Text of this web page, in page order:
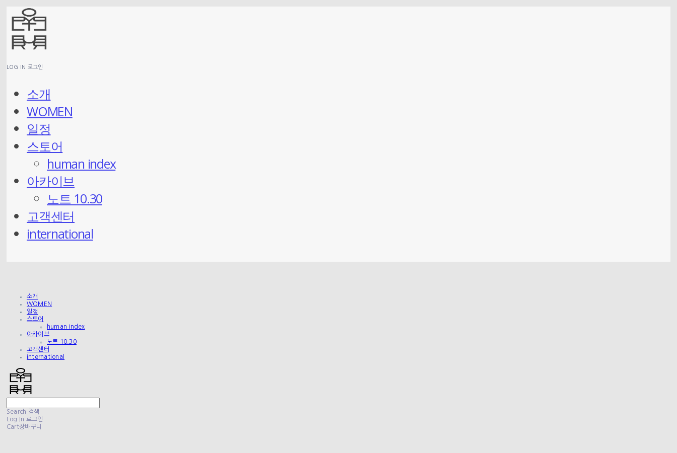
LOG IN 로그인
소개
WOMEN
일정
스토어
human index
아카이브
노트 10.30
고객센터
international
소개
WOMEN
일정
스토어
human index
아카이브
노트 10.30
고객센터
international
Search 검색
Log In 로그인
Cart장바구니